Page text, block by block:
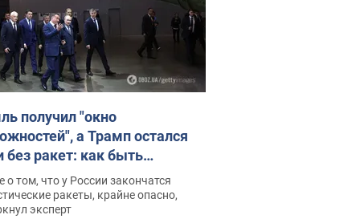
получил "окно
а Трамп остался
без ракет: как быть
Интервью с Мельником
о том, что у России закончатся
ракеты, крайне опасно,
эксперт